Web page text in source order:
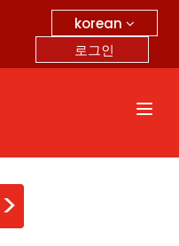
korean
로그인
>